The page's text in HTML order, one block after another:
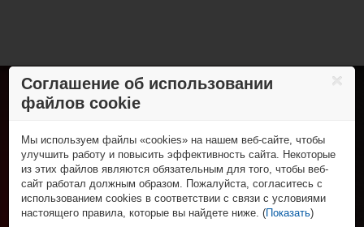
НХЛ Фан-зона
% Распродажа
Соглашение об использовании
файлов cookie
Мы используем файлы «cookies» на нашем веб-сайте, чтобы
улучшить работу и повысить эффективность сайта. Некоторые
из этих файлов являются обязательным для того, чтобы веб-
сайт работал должным образом. Пожалуйста, согласитесь с
использованием cookies в соответствии с связи с условиями
настоящего правила, которые вы найдете ниже. (Показать)
Хоккей с шайбой
Клюшки
Трубы и крюки
Защита игрока
Вратарская экипировка
Для тренера и судьи
Сумки
Роликовые коньки
Клюшки
Колеса, подшипники и зап. части
Защитная экипировка
Экипировка вратаря
Рюкзаки
Спортивная одежда
Футболки и поло
Шорты
Брюки
Толстовки
Спорт и отдых
Фигурные коньки
Роликовые коньки и самокаты
НХЛ Фан-зона
НХЛ сувениры